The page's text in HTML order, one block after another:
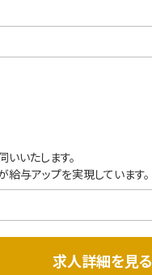
いたします。
与アップを実現しています。
求人詳細を見る